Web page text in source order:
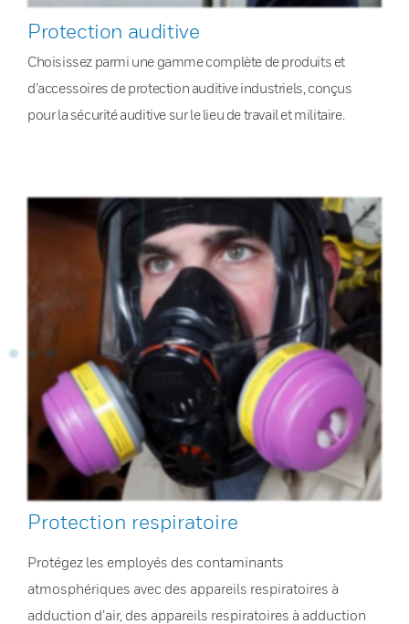
Protection auditive
Choisissez parmi une gamme complète de produits et
d’accessoires de protection auditive industriels, conçus
pour la sécurité auditive sur le lieu de travail et militaire.
Protection respiratoire
Protégez les employés des contaminants
atmosphériques avec des appareils respiratoires à
adduction d’air, des appareils respiratoires à adduction